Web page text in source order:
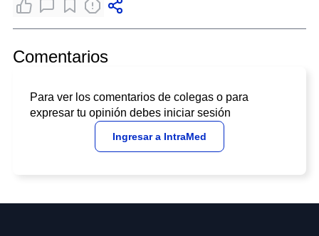
Comentarios
Para ver los comentarios de colegas o para
expresar tu opinión debes iniciar sesión
Ingresar a IntraMed